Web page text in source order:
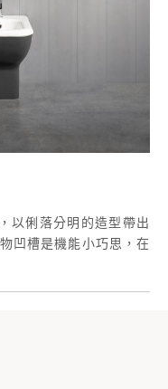
以俐落分明的造型帶出
凹槽是機能小巧思，在